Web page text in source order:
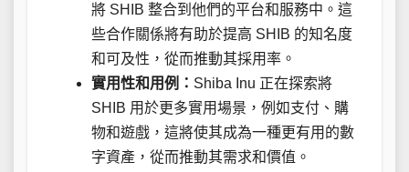
將 SHIB 整合到他們的平台和服務中。這
些合作關係將有助於提高 SHIB 的知名度
和可及性，從而推動其採用率。
實用性和用例： Shiba Inu 正在探索將
SHIB 用於更多實用場景，例如支付、購
物和遊戲，這將使其成為一種更有用的數
字資產，從而推動其需求和價值。